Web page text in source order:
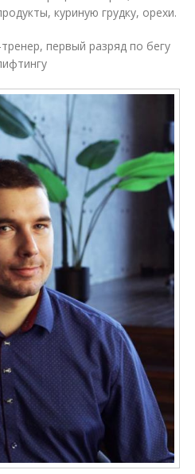
куриную грудку, орехи.
первый разряд по бегу